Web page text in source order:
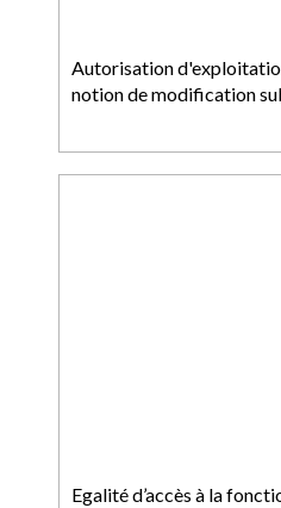
Autorisation
notion de modification
Egalité d’accès à la